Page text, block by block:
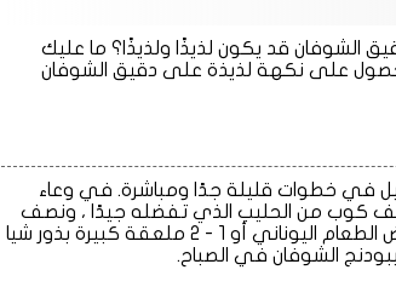
الشوفان قد يكون لذيذًا ولذيذًا؟ ما عليك
للحصول على نكهة لذيذة على دقيق الشوفان
في خطوات قليلة جدًا ومباشرة. في وعاء
كوب من الحليب الذي تفضله جيدًا ، ونصف
كوب من أي فواكه مقطعة (موز ، بطيخ ، تفاح ، عنب) ، يمكنك تتبيلها ببعض الطعام اليوناني أو 1 - 2 ملعقة كبيرة بذور شيا
الشوفان في الصباح.